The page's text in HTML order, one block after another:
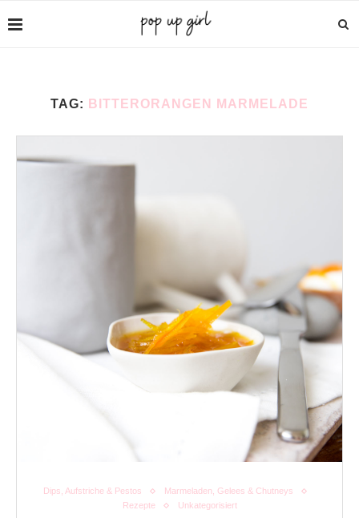
TAG: BITTERORANGEN MARMELADE
Dips, Aufstriche & Pestos
Marmeladen, Gelees & Chutneys
Rezepte
Unkategorisiert